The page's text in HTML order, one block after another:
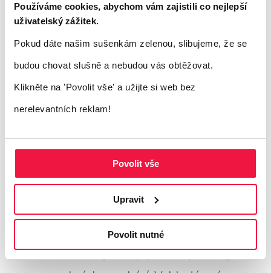
Používáme cookies, abychom vám zajistili co nejlepší
uživatelský zážitek.
Pokud dáte našim sušenkám zelenou, slibujeme, že se
budou chovat slušně a nebudou vás obtěžovat.
Klikněte na 'Povolit vše' a užijte si web bez
nerelevantních reklam!
Povolit vše
Upravit
Povolit nutné
Rychlost
Rychlost načítání stránek patří k
nejdůležitějším aspektům úspěšného webu.
Když se váš obrázkový obsah bude načítat
velkou pravděpodobností dojde ke zhoršení
Core Web Vitals.
Alternativní text
Pod značkoualtje ukrytý text, vysvětlující,